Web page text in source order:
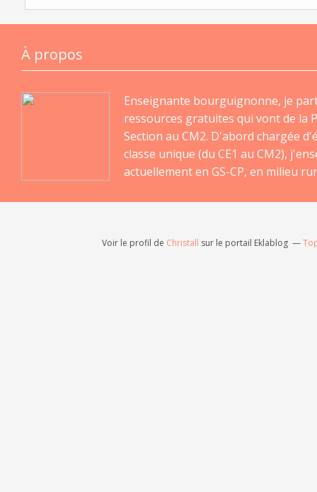
À propos
Enseignante bourguignonne, je
ressources gratuites qui vont de la
Section au CM2. D'abord chargée
classe unique (du CE1 au CM2),
actuellement en GS-CP, en milieu
Voir le profil de Christall sur le portail Eklablog